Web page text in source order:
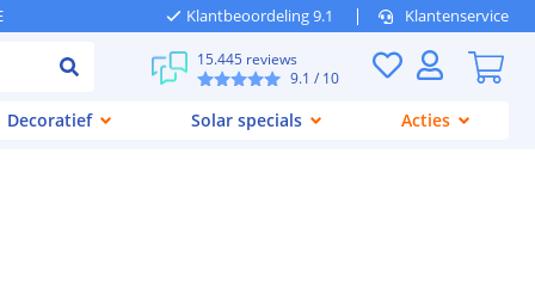
Klantbeoordeling 9.1 Klantenservice
15.445 reviews
9.1 / 10
Decoratief Solar specials Acties